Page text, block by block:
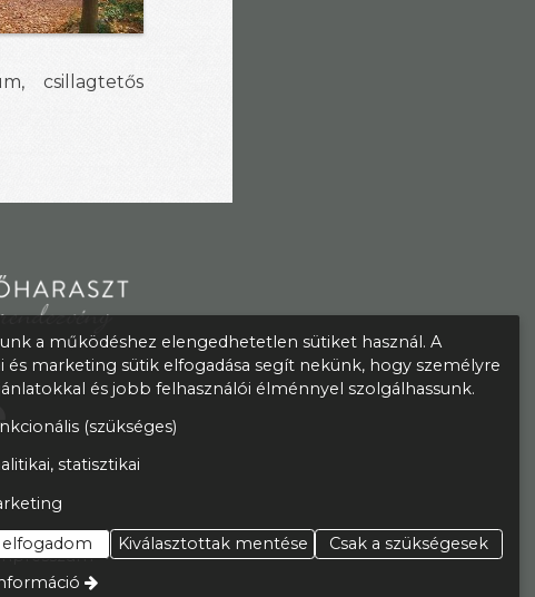
csillagtetős
a működéshez elengedhetetlen sütiket használ. A
és marketing sütik elfogadása segít nekünk, hogy személyre
és jobb felhasználói élménnyel szolgálhassunk.
(szükséges)
statisztikai
Kiválasztottak mentése
Csak a szükségesek